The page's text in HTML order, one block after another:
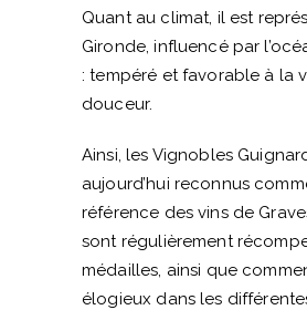
Quant au climat, il est
Gironde, influencé par
: tempéré et favorable à la
douceur.
Ainsi, les Vignobles
aujourd’hui reconnus
référence des vins de
sont régulièrement
médailles, ainsi que
élogieux dans les